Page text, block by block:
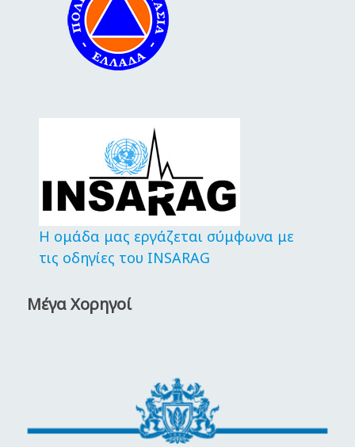
Η ομάδα μας εργάζεται σύμφωνα με
τις οδηγίες του INSARAG
Μέγα Χορηγοί